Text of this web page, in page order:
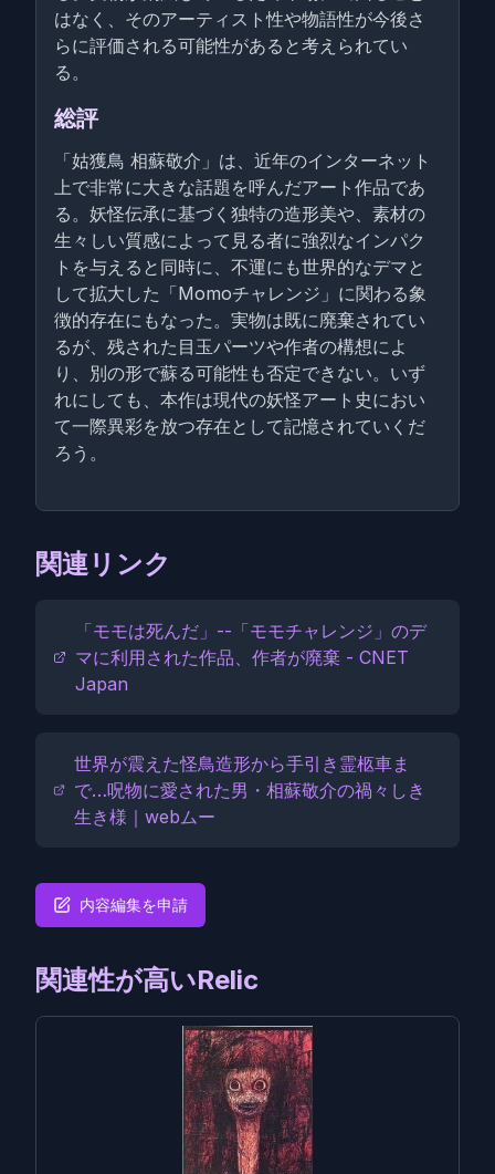
はなく、そのアーティスト性や物語性が今後さ
らに評価される可能性があると考えられてい
る。
総評
「姑獲鳥 相蘇敬介」は、近年のインターネット
上で非常に大きな話題を呼んだアート作品であ
る。妖怪伝承に基づく独特の造形美や、素材の
生々しい質感によって見る者に強烈なインパク
トを与えると同時に、不運にも世界的なデマと
して拡大した「Momoチャレンジ」に関わる象
徴的存在にもなった。実物は既に廃棄されてい
るが、残された目玉パーツや作者の構想によ
り、別の形で蘇る可能性も否定できない。いず
れにしても、本作は現代の妖怪アート史におい
て一際異彩を放つ存在として記憶されていくだ
ろう。
関連リンク
「モモは死んだ」--「モモチャレンジ」のデ
マに利用された作品、作者が廃棄 - CNET
Japan
世界が震えた怪鳥造形から手引き霊柩車ま
で…呪物に愛された男・相蘇敬介の禍々しき
生き様｜webムー
内容編集を申請
関連性が高いRelic